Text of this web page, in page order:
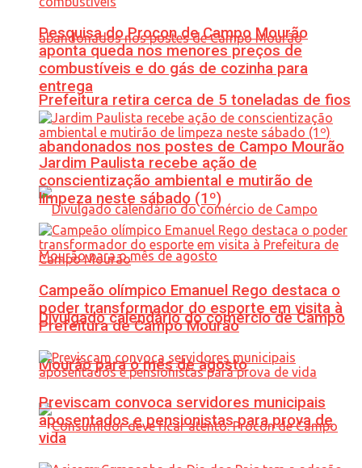
Prefeitura retira cerca de 5 toneladas de fios
abandonados nos postes de Campo Mourão
Divulgado calendário do comércio de Campo
Mourão para o mês de agosto
Pesquisa do Procon de Campo Mourão
aponta queda nos menores preços de
combustíveis e do gás de cozinha para
entrega
Jardim Paulista recebe ação de
conscientização ambiental e mutirão de
limpeza neste sábado (1º)
Campeão olímpico Emanuel Rego destaca o
poder transformador do esporte em visita à
Prefeitura de Campo Mourão
Previscam convoca servidores municipais
aposentados e pensionistas para prova de
vida